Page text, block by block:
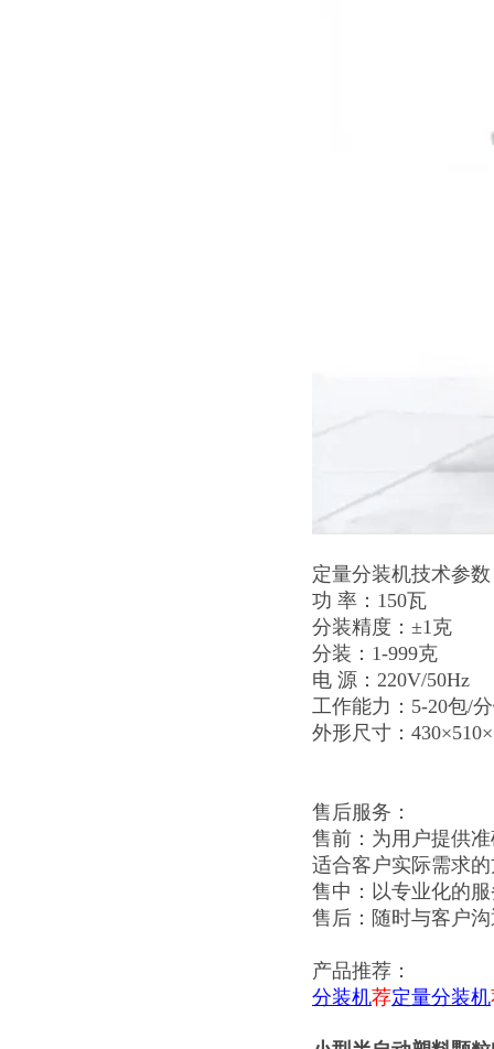
定量分装机技术参
功 率：150瓦
分装精度：±1克
分装：1-999克
电 源：220V/50Hz
工作能力：5-20包/
外形尺寸：
售后服务：
售前：为用户提供
适合客户实际需求
售中：以专业化的
售后：随时与客户
产品推荐：
分装机荐定量分装机